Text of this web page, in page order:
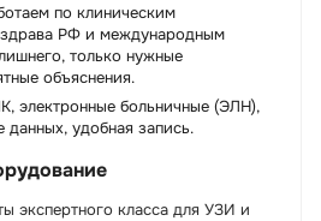
по клиническим
РФ и международным
только нужные
объяснения.
электронные больничные (ЭЛН),
данных, удобная запись.
экспертного класса для УЗИ и